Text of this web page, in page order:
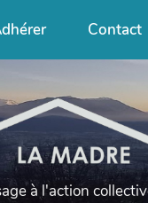
Contact
à l'action